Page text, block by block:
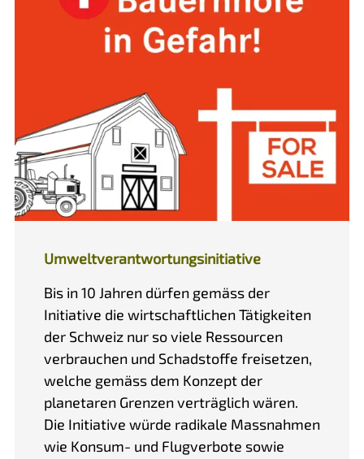
Umweltverantwortungsinitiative
Bis in 10 Jahren dürfen gemäss der
Initiative die wirtschaftlichen Tätigkeiten
der Schweiz nur so viele Ressourcen
verbrauchen und Schadstoffe freisetzen,
welche gemäss dem Konzept der
planetaren Grenzen verträglich wären.
Die Initiative würde radikale Massnahmen
wie Konsum- und Flugverbote sowie